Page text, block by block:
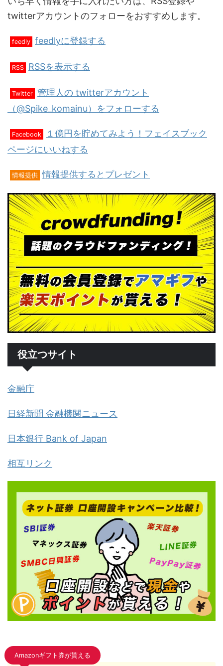
twitterアカウントのフォローをおすすめします。
feedly feedlyに登録する
RSS RSSを表示する
Twitter 管理人の twitterアカウント
（@Spike_komainu）をフォローする
Facebook
１億円を貯めてみよう！フェイスブック
ページにいいねする
情報提供 情報提供するとプレゼント
役立つサイト
金融庁
日経新聞 金融機関ニュース
日本銀行 Bank of Japan
相互リンク
Amazonギフト券が貰える